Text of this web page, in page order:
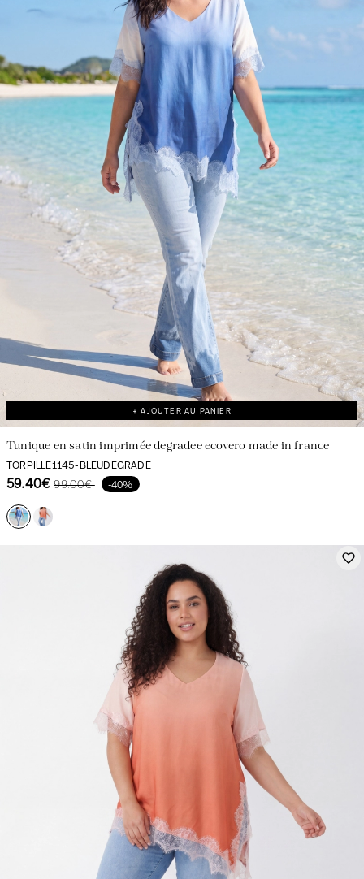
+ AJOUTER AU PANIER
Tunique en satin imprimée degradee ecovero made in france
TORPILLE1145-BLEUDEGRADE
59.40€ 99.00€ -40%